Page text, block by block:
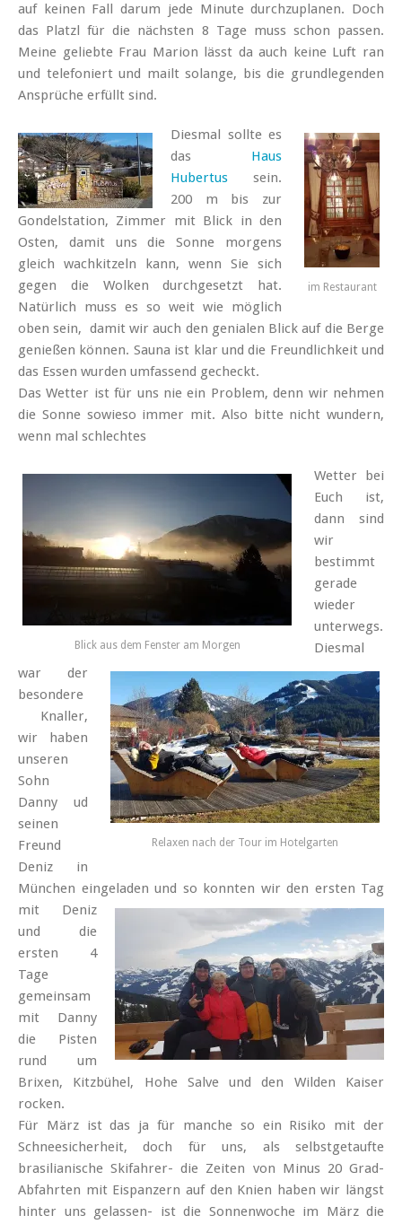
auf keinen Fall darum jede Minute durchzuplanen. Doch
das Platzl für die nächsten 8 Tage muss schon passen.
Meine geliebte Frau Marion lässt da auch keine Luft ran
und telefoniert und mailt solange, bis die grundlegenden
Ansprüche erfüllt sind.
im Restaurant
Diesmal sollte es
das Haus
Hubertus sein.
200 m bis zur
Gondelstation, Zimmer mit Blick in den
Osten, damit uns die Sonne morgens
gleich wachkitzeln kann, wenn Sie sich
gegen die Wolken durchgesetzt hat.
Natürlich muss es so weit wie möglich
oben sein, damit wir auch den genialen Blick auf die Berge
genießen können. Sauna ist klar und die Freundlichkeit und
das Essen wurden umfassend gecheckt.
Das Wetter ist für uns nie ein Problem, denn wir nehmen
die Sonne sowieso immer mit. Also bitte nicht wundern,
wenn mal schlechtes
Blick aus dem Fenster am Morgen
Relaxen nach der Tour im Hotelgarten
Wetter bei
Euch ist,
dann sind
wir
bestimmt
gerade
wieder
unterwegs.
Diesmal
war der
besondere
Knaller,
wir haben
unseren
Sohn
Danny ud
seinen
Freund
Deniz in
München eingeladen und so konnten wir den ersten Tag
mit Deniz
und die
ersten 4
Tage
gemeinsam
mit Danny
die Pisten
rund um
Brixen, Kitzbühel, Hohe Salve und den Wilden Kaiser
rocken.
Für März ist das ja für manche so ein Risiko mit der
Schneesicherheit, doch für uns, als selbstgetaufte
brasilianische Skifahrer- die Zeiten von Minus 20 Grad-
Abfahrten mit Eispanzern auf den Knien haben wir längst
hinter uns gelassen- ist die Sonnenwoche im März die